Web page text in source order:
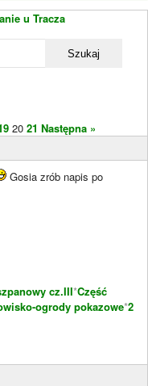
u Tracza
Szukaj
20 21 Następna »
Gosia zrób napis po
cz.III*Część
ogrody pokazowe*2